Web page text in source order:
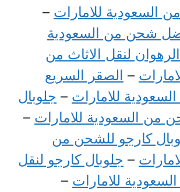
السعودية للامارات –
شحن من السعودية
الرهوان لنقل الاثاث من
– الصقر السريع
للامارات – جلوبال
من السعودية للامارات –
كارجو للشحن من
– جلوبال كارجو لنقل
للامارات –